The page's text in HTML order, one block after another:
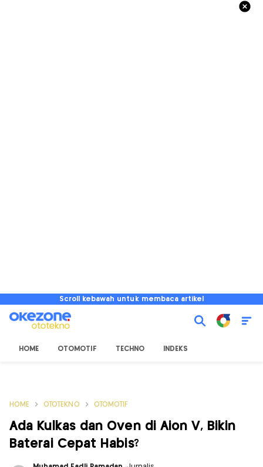
Scroll kebawah untuk membaca artikel
HOME OTOMOTIF TECHNO INDEKS
HOME OTOTEKNO OTOMOTIF
Ada Kulkas dan Oven di Aion V, Bikin
Baterai Cepat Habis?